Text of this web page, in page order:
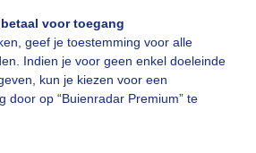
voor toegang
geef je toestemming voor alle
Indien je voor geen enkel doeleinde
kun je kiezen voor een
door op “Buienradar Premium” te